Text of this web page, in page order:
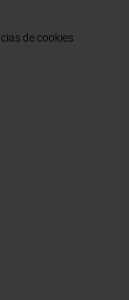
de cookies